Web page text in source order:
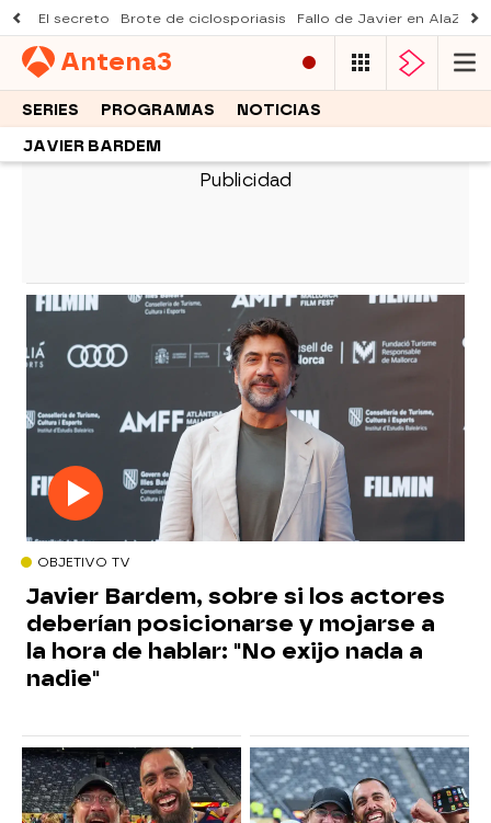
El secreto Brote de ciclosporiasis Fallo de Javier en AlaZ
Antena3
SERIES PROGRAMAS NOTICIAS
JAVIER BARDEM
OBJETIVO TV
Javier Bardem, sobre si los actores
deberían posicionarse y mojarse a
la hora de hablar: "No exijo nada a
nadie"